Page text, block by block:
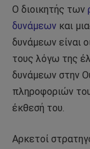
Ο διοικητής των
δυνάμεων και
δυνάμεων είναι
τους λόγω της
δυνάμεων στην
πληροφοριών
έκθεσή του.
Αρκετοί